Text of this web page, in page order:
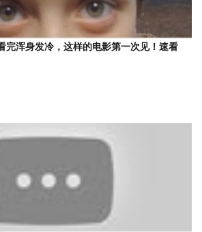
完浑身发冷，这样的电影第一次见！速看